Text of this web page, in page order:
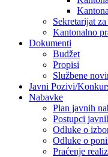
Sekretarijat
Kantonalno
Dokumenti
Budžet
Propisi
Službene
Javni Pozivi/
Nabavke
Plan javnih
Postupci
Odluke o
Odluke o
Praćenje